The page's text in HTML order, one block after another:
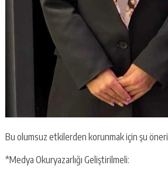
Bu olumsuz etkilerden korunmak için şu
*Medya Okuryazarlığı Geliştirilmeli: